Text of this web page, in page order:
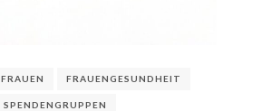
FRAUEN FRAUENGESUNDHEIT
SPENDENGRUPPEN